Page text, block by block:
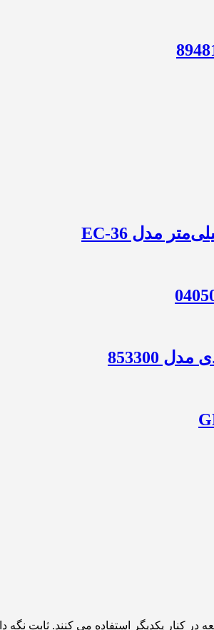
در کنار یکدیگر استفاده می کنند. ثابت